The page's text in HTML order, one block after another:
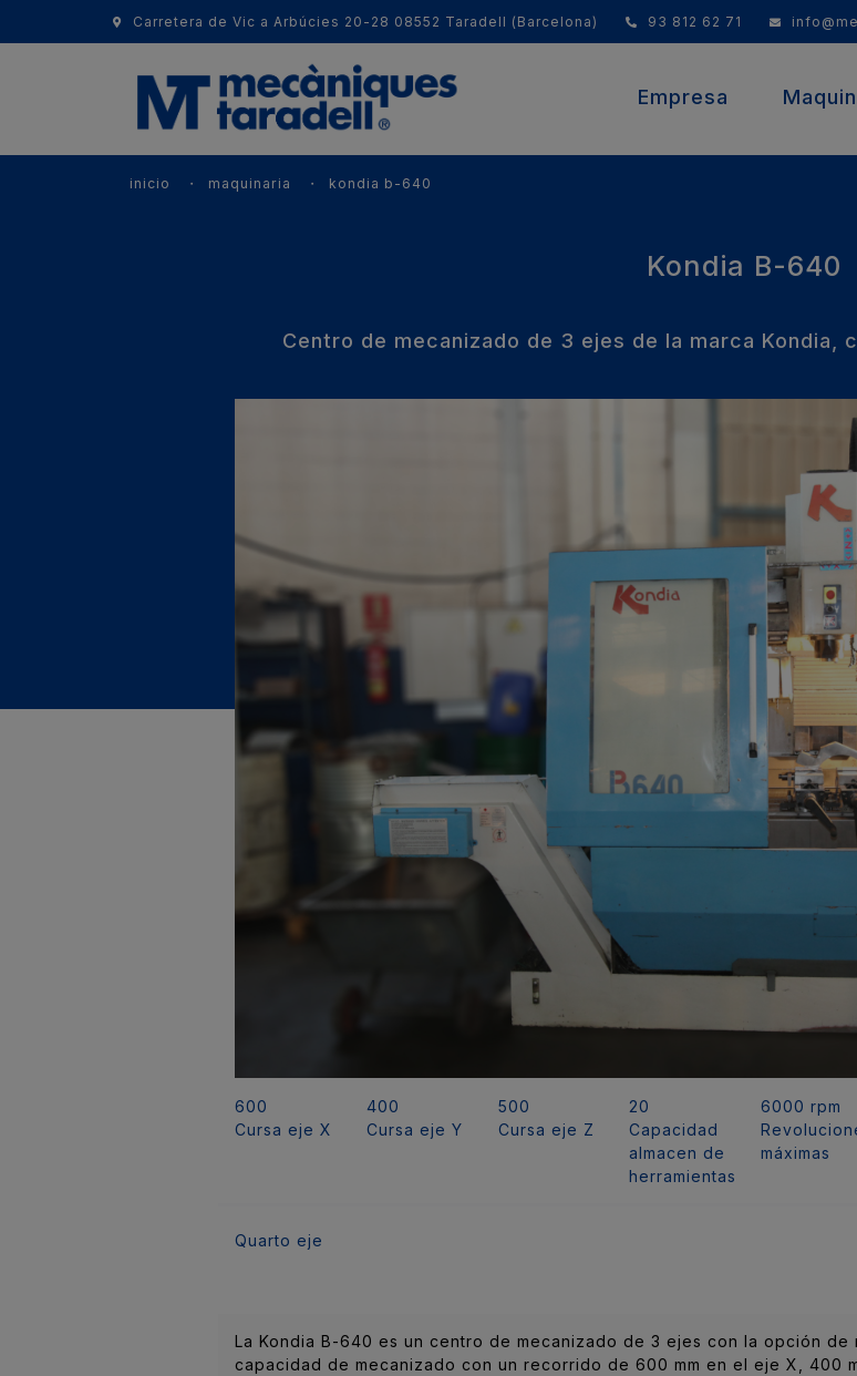
Carretera de Vic a Arbúcies 20-28 08552 Taradell (Barcelona) 93 812 62 71
Empresa
inicio maquinaria kondia b-640
Kondia B-640
Centro de mecanizado de 3 ejes de la marca Kondia,
600
Cursa eje X
400
Cursa eje Y
500
Cursa eje Z
20
Capacidad
almacen de
herramientas
6000 rpm
máximas
Quarto eje
La Kondia B-640 es un centro de mecanizado de 3 ejes con la opción de
capacidad de mecanizado con un recorrido de 600 mm en el eje X, 400